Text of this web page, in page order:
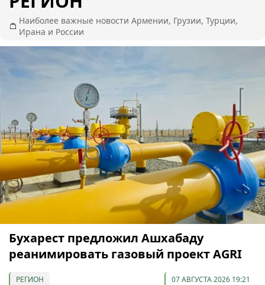
Наиболее важные новости Армении, Грузии, Турции,
Ирана и России
Бухарест предложил Ашхабаду
реанимировать газовый проект AGRI
РЕГИОН 07 АВГУСТА 2026 19:21